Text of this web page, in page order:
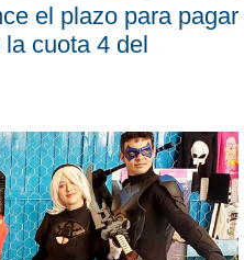
el plazo para pagar
cuota 4 del